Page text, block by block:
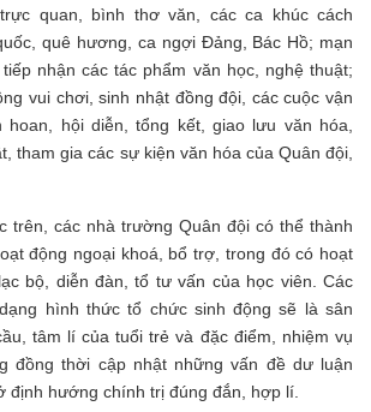
quan, bình thơ văn, các ca khúc cách
quê hương, ca ngợi Đảng, Bác Hồ; mạn
nhận các tác phẩm văn học, nghệ thuật;
vui chơi, sinh nhật đồng đội, các cuộc vận
hoan, hội diễn, tổng kết, giao lưu văn hóa,
tham gia các sự kiện văn hóa của Quân đội,
trên, các nhà trường Quân đội có thể thành
động ngoại khoá, bổ trợ, trong đó có hoạt
bộ, diễn đàn, tổ tư vấn của học viên. Các
hình thức tổ chức sinh động sẽ là sân
tâm lí của tuổi trẻ và đặc điểm, nhiệm vụ
đồng thời cập nhật những vấn đề dư luận
định hướng chính trị đúng đắn, hợp lí.